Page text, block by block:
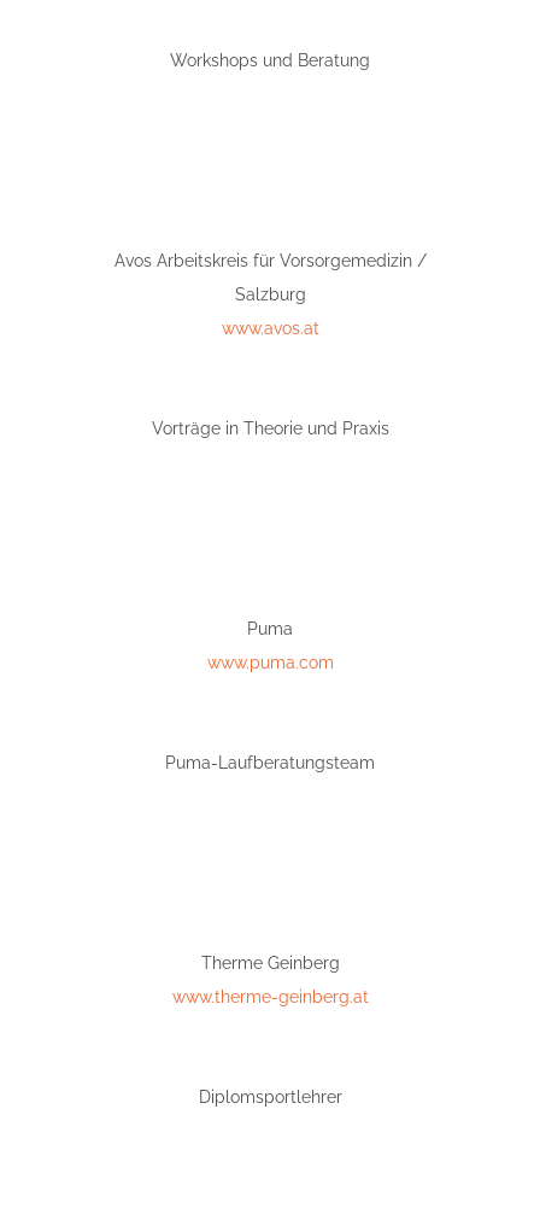
Workshops und Beratung
Avos Arbeitskreis für Vorsorgemedizin /
Salzburg
www.avos.at
Vorträge in Theorie und Praxis
Puma
www.puma.com
Puma-Laufberatungsteam
Therme Geinberg
www.therme-geinberg.at
Diplomsportlehrer